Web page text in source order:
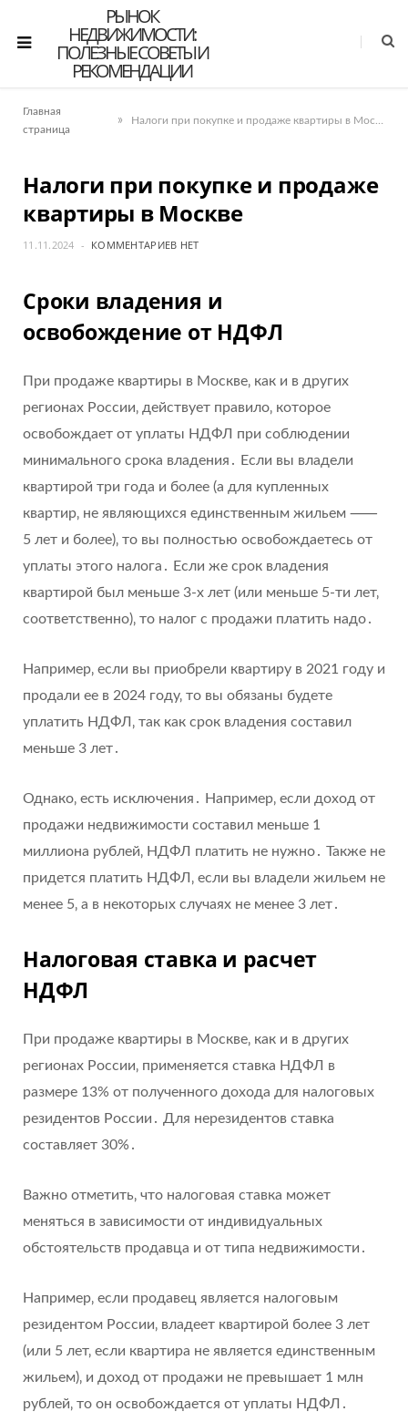
РЫНОК
НЕДВИЖИМОСТИ:
ПОЛЕЗНЫЕ СОВЕТЫ И
РЕКОМЕНДАЦИИ
Главная
страница
»
Налоги при покупке и продаже
квартиры в Москве
11.11.2024 КОММЕНТАРИЕВ НЕТ
Сроки владения и
освобождение от НДФЛ
При продаже квартиры в Москве‚ как и в других
регионах России‚ действует правило‚ которое
освобождает от уплаты НДФЛ при соблюдении
минимального срока владения․ Если вы владели
квартирой три года и более (а для купленных
квартир‚ не являющихся единственным жильем ⸺
5 лет и более)‚ то вы полностью освобождаетесь от
уплаты этого налога․ Если же срок владения
квартирой был меньше 3-х лет (или меньше 5-ти лет‚
соответственно)‚ то налог с продажи платить надо․
Например‚ если вы приобрели квартиру в 2021 году и
продали ее в 2024 году‚ то вы обязаны будете
уплатить НДФЛ‚ так как срок владения составил
меньше 3 лет․
Однако‚ есть исключения․ Например‚ если доход от
продажи недвижимости составил меньше 1
миллиона рублей‚ НДФЛ платить не нужно․ Также не
придется платить НДФЛ‚ если вы владели жильем не
менее 5‚ а в некоторых случаях не менее 3 лет․
Налоговая ставка и расчет
НДФЛ
При продаже квартиры в Москве‚ как и в других
регионах России‚ применяется ставка НДФЛ в
размере 13% от полученного дохода для налоговых
резидентов России․ Для нерезидентов ставка
составляет 30%․
Важно отметить‚ что налоговая ставка может
меняться в зависимости от индивидуальных
обстоятельств продавца и от типа недвижимости․
Например‚ если продавец является налоговым
резидентом России‚ владеет квартирой более 3 лет
(или 5 лет‚ если квартира не является единственным
жильем)‚ и доход от продажи не превышает 1 млн
рублей‚ то он освобождается от уплаты НДФЛ․